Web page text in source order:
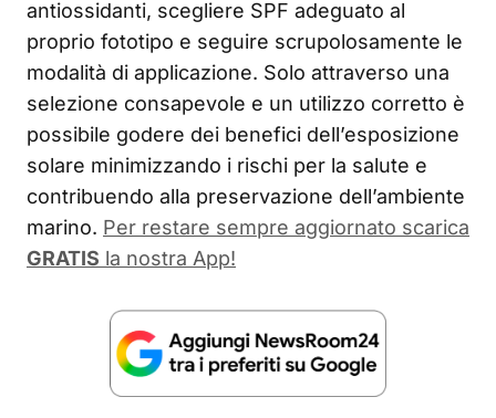
antiossidanti, scegliere SPF adeguato al
proprio fototipo e seguire scrupolosamente le
modalità di applicazione. Solo attraverso una
selezione consapevole e un utilizzo corretto è
possibile godere dei benefici dell’esposizione
solare minimizzando i rischi per la salute e
contribuendo alla preservazione dell’ambiente
marino. Per restare sempre aggiornato scarica
GRATIS la nostra App!